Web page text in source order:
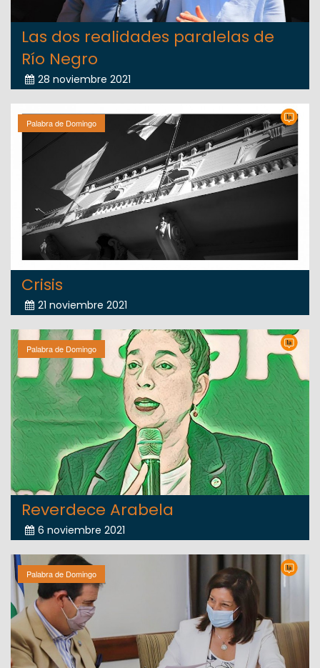
Las dos realidades paralelas de
Río Negro
28 noviembre 2021
Palabra de Domingo
Crisis
21 noviembre 2021
Palabra de Domingo
Reverdece Arabela
6 noviembre 2021
Palabra de Domingo